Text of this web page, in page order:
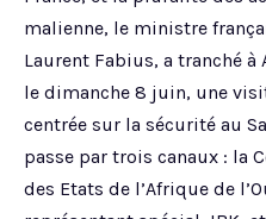
malienne, le ministre
Laurent Fabius, a tranché
le dimanche 8 juin, une
centrée sur la sécurité au
passe par trois canaux : la
des Etats de l’Afrique de